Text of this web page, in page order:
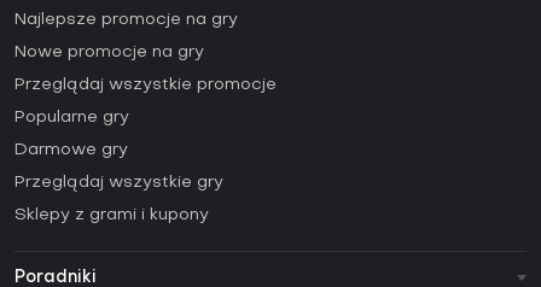
Najlepsze promocje na gry
Nowe promocje na gry
Przeglądaj wszystkie promocje
Popularne gry
Darmowe gry
Przeglądaj wszystkie gry
Sklepy z grami i kupony
Poradniki